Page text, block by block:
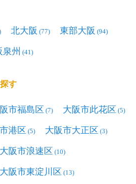
北大阪 (77) 東部大阪 (94)
泉州 (41)
す
市福島区 (7) 大阪市此花区 (5)
港区 (5) 大阪市大正区 (3)
大阪市浪速区 (10)
大阪市東淀川区 (13)